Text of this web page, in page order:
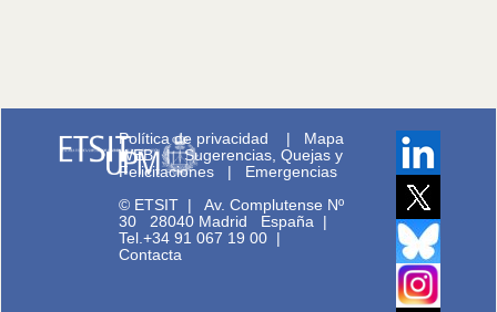
Política de privacidad | Mapa
WEB|Sugerencias, Quejas y
Felicitaciones | Emergencias
© ETSIT |Av. Complutense Nº
30 28040 Madrid España |
Tel.+34 91 067 19 00 |
Contacta